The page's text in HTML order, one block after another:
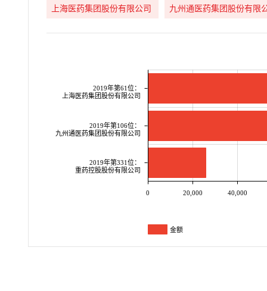
上海医药集团股份有限公司 九州通医药集团股份有限
2019年第61位：
上海医药集团股份有限公司
2019年第106位：
九州通医药集团股份有限公司
2019年第331位：
重药控股股份有限公司
0 20,000 40,000
金额